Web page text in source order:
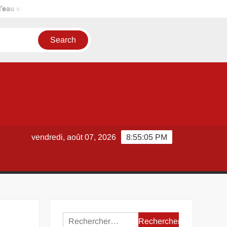
en toute saison ?
8:55:05 PM
vendredi, août 07, 2026
Rechercher :